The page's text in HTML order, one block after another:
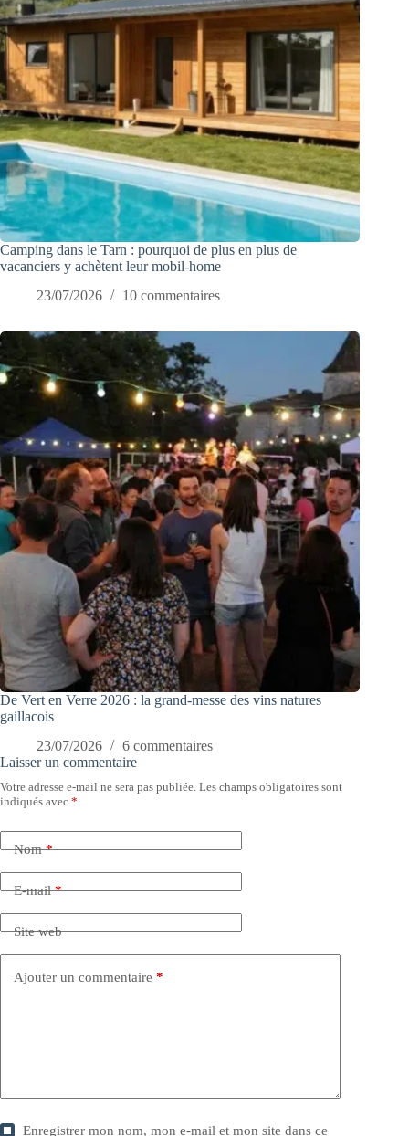
Camping dans le Tarn : pourquoi de plus en plus de
vacanciers y achètent leur mobil-home
23/07/2026
10 commentaires
De Vert en Verre 2026 : la grand-messe des vins natures
gaillacois
23/07/2026
6 commentaires
Laisser un commentaire
Votre adresse e-mail ne sera pas publiée. Les champs obligatoires sont
indiqués avec *
Nom*
E-mail*
Site web
Ajouter un commentaire *
Enregistrer mon nom, mon e-mail et mon site dans ce